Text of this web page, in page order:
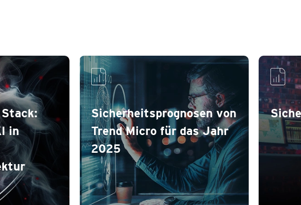
in
Sicherheitsprognosen von
Trend Micro für das Jahr
2025
Predictions